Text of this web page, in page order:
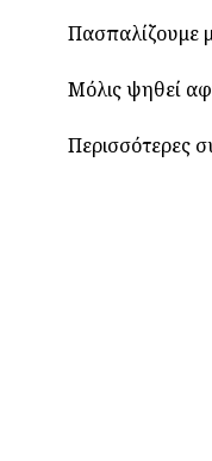
Πασπαλίζουμε
Μόλις ψηθεί
Περισσότερες